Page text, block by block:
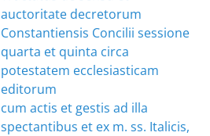
auctoritate decretorum
Constantiensis Concilii sessione
quarta et quinta circa
potestatem ecclesiasticam
editorum
cum actis et gestis ad illa
spectantibus et ex m. ss. Italicis,